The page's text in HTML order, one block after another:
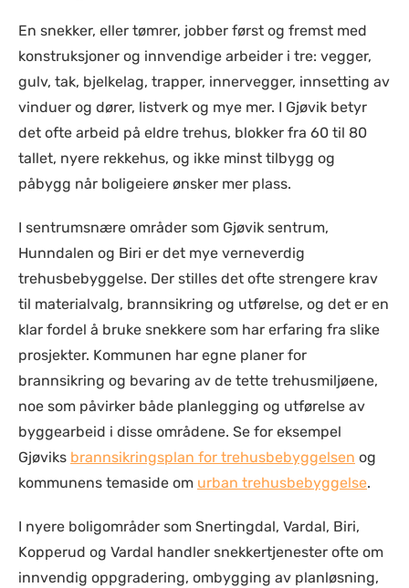
En snekker, eller tømrer, jobber først og fremst med
konstruksjoner og innvendige arbeider i tre: vegger,
gulv, tak, bjelkelag, trapper, innervegger, innsetting av
vinduer og dører, listverk og mye mer. I Gjøvik betyr
det ofte arbeid på eldre trehus, blokker fra 60 til 80
tallet, nyere rekkehus, og ikke minst tilbygg og
påbygg når boligeiere ønsker mer plass.
I sentrumsnære områder som Gjøvik sentrum,
Hunndalen og Biri er det mye verneverdig
trehusbebyggelse. Der stilles det ofte strengere krav
til materialvalg, brannsikring og utførelse, og det er en
klar fordel å bruke snekkere som har erfaring fra slike
prosjekter. Kommunen har egne planer for
brannsikring og bevaring av de tette trehusmiljøene,
noe som påvirker både planlegging og utførelse av
byggearbeid i disse områdene. Se for eksempel
Gjøviks brannsikringsplan for trehusbebyggelsen og
kommunens temaside om urban trehusbebyggelse.
I nyere boligområder som Snertingdal, Vardal, Biri,
Kopperud og Vardal handler snekkertjenester ofte om
innvendig oppgradering, ombygging av planløsning,